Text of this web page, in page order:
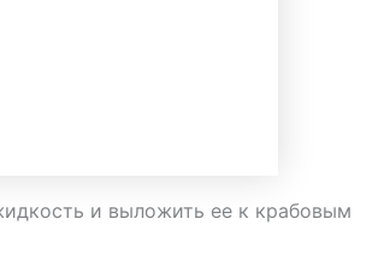
и выложить ее к крабовым